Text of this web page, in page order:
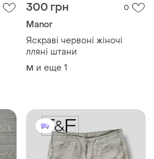
300 грн 0
Manor
Яскраві червоні жіночі
лляні штани
M и еще 1